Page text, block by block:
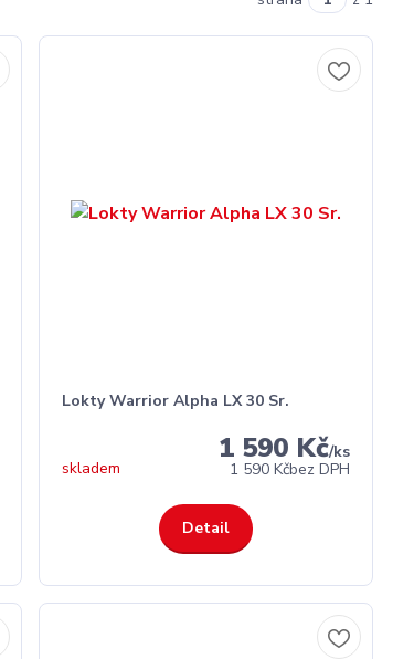
Lokty Warrior Alpha LX 30 Sr.
1 590 Kč/ks
1 590 Kčbez DPH
skladem
Detail